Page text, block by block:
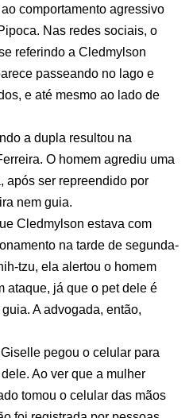
comportamento agressivo
Nas redes sociais, o
referindo a Cledmylson
passeando no lago e
e até mesmo ao lado de
a dupla resultou na
O homem agrediu uma
após ser repreendido por
nem guia.
Cledmylson estava com
na tarde de segunda-
tzu, ela alertou o homem
ataque, já que o pet dele é
A advogada, então,
pegou o celular para
Ao ver que a mulher
tomou o celular das mãos